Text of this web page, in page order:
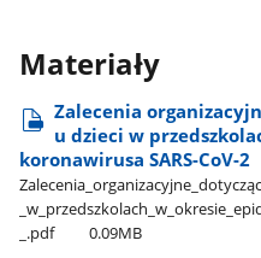
Materiały
Zalecenia
u dzieci w
koronawirusa SARS-CoV-2
_.pdf
0.09MB